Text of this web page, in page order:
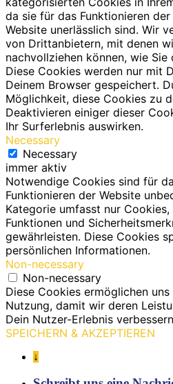
da sie für das Funktionieren
Website unerlässlich sind. Wir
von Drittanbietern, mit denen
nachvollziehen können, wie Sie
Diese Cookies werden nur mit
Deinem Browser gespeichert.
Möglichkeit, diese Cookies zu
Deaktivieren einiger dieser
Ihr Surferlebnis auswirken.
Necessary
Necessary
immer aktiv
Notwendige Cookies sind für
Funktionieren der Website
Kategorie umfasst nur
Funktionen und
gewährleisten. Diese Cookies
persönlichen Informationen.
Non-necessary
Non-necessary
Diese Cookies ermöglichen
Nutzung, damit wir deren
Dein Nutzer-Erlebnis
SPEICHERN & AKZEPTIEREN
↓